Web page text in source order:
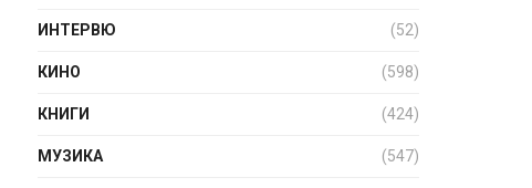
ИНТЕРВЮ (52)
КИНО (598)
КНИГИ (424)
МУЗИКА (547)